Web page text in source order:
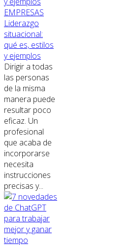
EMPRESAS
Liderazgo
situacional:
qué es, estilos
y ejemplos
Dirigir a todas
las personas
de la misma
manera puede
resultar poco
eficaz. Un
profesional
que acaba de
incorporarse
necesita
instrucciones
precisas y...